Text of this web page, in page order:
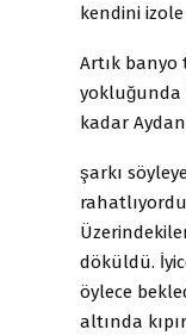
kendini
Artık banyo
yokluğunda
kadar
şarkı
döküldü.
öylece
altında